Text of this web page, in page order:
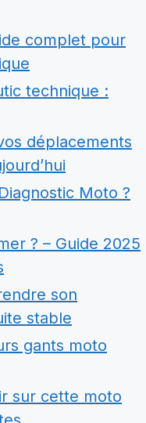
complet pour
technique :
déplacements
Moto ?
? – Guide 2025
son
stable
gants moto
sur cette moto